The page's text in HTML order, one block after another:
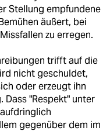
Stellung empfundene
äußert, bei
zu erregen.
trifft auf die
nicht geschuldet,
oder erzeugt ihn
Dass "Respekt" unter
gegenüber dem im